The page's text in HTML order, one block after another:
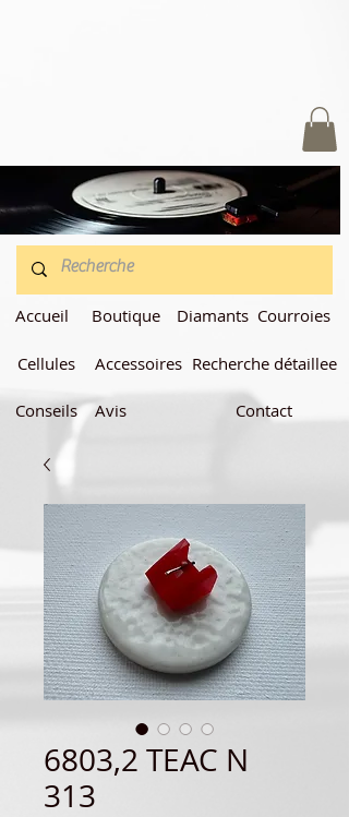
Accueil
Cellules
Conseils
Boutique
Accessoires
Avis
Diamants Courroies
Recherche détaillee
Contact
6803,2 TEAC N
313